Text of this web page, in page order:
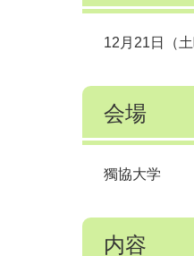
12月21日（
会場
獨協大学
内容